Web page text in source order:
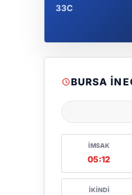
33C
BURSA
İMSAK
05:12
İKINDI